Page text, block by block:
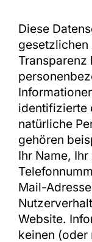
Diese
gesetzlichen
Transparenz
identifizierte
natürliche
gehören
Ihr Name,
Mail-
Website.
keinen (oder